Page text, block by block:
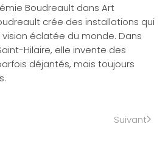
Boudreault dans Art
crée des installations qui
éclatée du monde. Dans
Hilaire, elle invente des
déjantés, mais toujours
Suivant